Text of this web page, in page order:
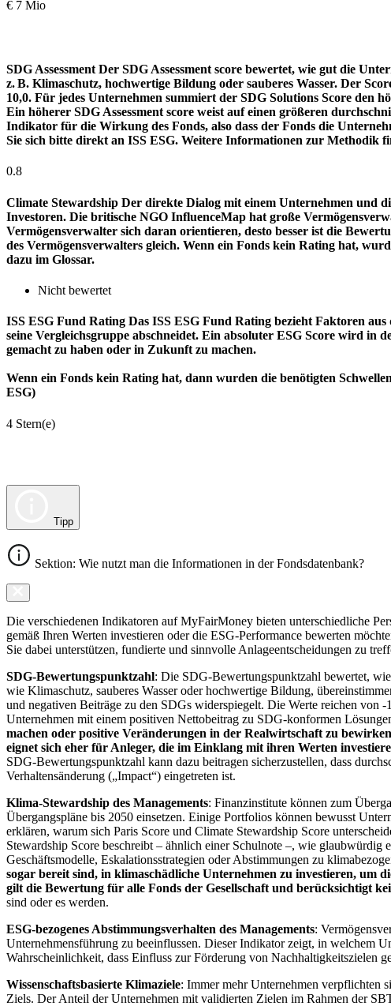
€ 7 Mio
SDG Assessment Der SDG Assessment score bewertet, wie gut die
z. B. Klimaschutz, hochwertige Bildung oder sauberes Wasser. Der
10,0. Für jedes Unternehmen summiert der SDG Solutions Score den
Ein höherer SDG Assessment score weist auf einen größeren
Indikator für die Wirkung des Fonds, also dass der Fonds die
Sie sich bitte direkt an ISS ESG. Weitere Informationen zur Methodik
0.8
Climate Stewardship Der direkte Dialog mit einem Unternehmen und
Investoren. Die britische NGO InfluenceMap hat große
Vermögensverwalter sich daran orientieren, desto besser ist die
des Vermögensverwalters gleich. Wenn ein Fonds kein Rating hat,
dazu im Glossar.
Nicht bewertet
ISS ESG Fund Rating Das ISS ESG Fund Rating bezieht Faktoren
seine Vergleichsgruppe abschneidet. Ein absoluter ESG Score wird in
gemacht zu haben oder in Zukunft zu machen.
Wenn ein Fonds kein Rating hat, dann wurden die benötigten
ESG)
4 Stern(e)
Tipp
Sektion: Wie nutzt man die Informationen in der Fondsdatenbank?
Die verschiedenen Indikatoren auf MyFairMoney bieten unterschiedliche
gemäß Ihren Werten investieren oder die ESG-Performance bewerten
Sie dabei unterstützen, fundierte und sinnvolle Anlageentscheidungen zu
SDG-Bewertungspunktzahl: Die SDG-Bewertungspunktzahl bewertet,
wie Klimaschutz, sauberes Wasser oder hochwertige Bildung,
und negativen Beiträge zu den SDGs widerspiegelt. Die Werte reichen
Unternehmen mit einem positiven Nettobeitrag zu SDG-konformen
machen oder positive Veränderungen in der Realwirtschaft zu
eignet sich eher für Anleger, die im Einklang mit ihren Werten
SDG-Bewertungspunktzahl kann dazu beitragen sicherzustellen, dass
Verhaltensänderung („Impact“) eingetreten ist.
Klima-Stewardship des Managements: Finanzinstitute können zum
Übergangspläne bis 2050 einsetzen. Einige Portfolios können bewusst
erklären, warum sich Paris Score und Climate Stewardship Score
Stewardship Score beschreibt – ähnlich einer Schulnote –, wie
Geschäftsmodelle, Eskalationsstrategien oder Abstimmungen zu
sogar bereit sind, in klimaschädliche Unternehmen zu investieren, um
gilt die Bewertung für alle Fonds der Gesellschaft und berücksichtigt
sind oder es werden.
ESG-bezogenes Abstimmungsverhalten des Managements:
Unternehmensführung zu beeinflussen. Dieser Indikator zeigt, in welchem
Wahrscheinlichkeit, dass Einfluss zur Förderung von Nachhaltigkeitszielen
Wissenschaftsbasierte Klimaziele: Immer mehr Unternehmen verpflichten
Ziels. Der Anteil der Unternehmen mit validierten Zielen im Rahmen der